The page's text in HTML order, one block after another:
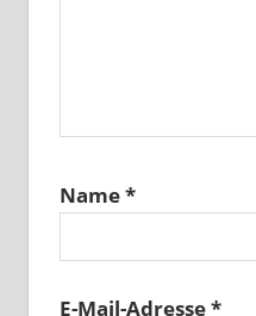
Name*
E-Mail-Adresse*